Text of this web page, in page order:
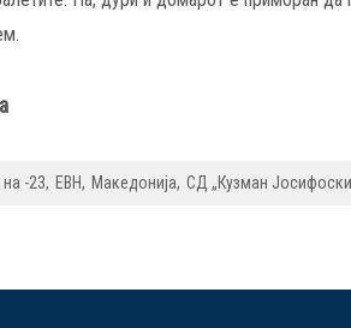
на -23 ЕВН Македонија СД „Кузман